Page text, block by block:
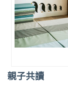
親子共讀